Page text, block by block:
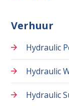
Verhuur
Hydraulic
Hydraulic
Hydraulic